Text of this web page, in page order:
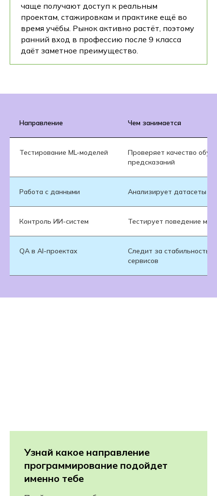
чаще получают доступ к реальным
проектам, стажировкам и практике ещё во
время учёбы. Рынок активно растёт, поэтому
ранний вход в профессию после 9 класса
даёт заметное преимущество.
Направление Чем занимается
Тестирование ML-моделей
Проверяет качество
предсказаний
Работа с данными Анализирует датасеты и
Контроль ИИ-систем Тестирует поведение
QA в AI-проектах
Следит за
сервисов
Узнай какое направление
программирование подойдет
именно тебе